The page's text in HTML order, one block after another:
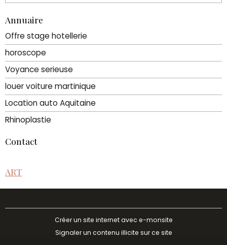
Annuaire
Offre stage hotellerie
horoscope
Voyance serieuse
louer voiture martinique
Location auto Aquitaine
Rhinoplastie
Contact
ART
Créer un site internet avec e-monsite
Signaler un contenu illicite sur ce site